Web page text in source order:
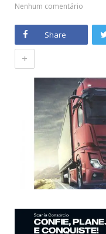
Nenhum comentário
Share
+